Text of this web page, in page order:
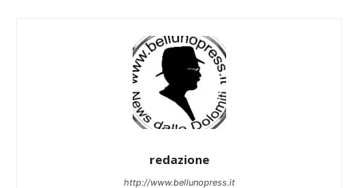
redazione
http://www.bellunopress.it